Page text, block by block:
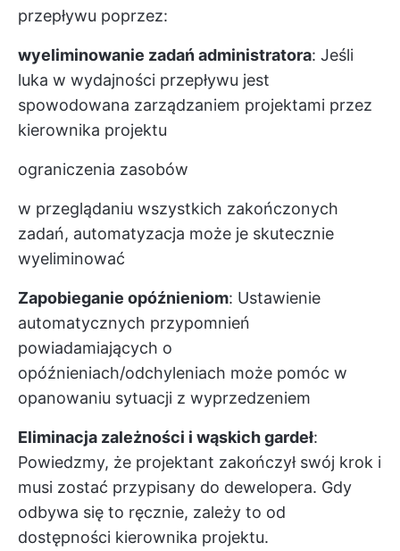
przepływu poprzez:
wyeliminowanie zadań administratora: Jeśli
luka w wydajności przepływu jest
spowodowana zarządzaniem projektami przez
kierownika projektu
ograniczenia zasobów
w przeglądaniu wszystkich zakończonych
zadań, automatyzacja może je skutecznie
wyeliminować
Zapobieganie opóźnieniom: Ustawienie
automatycznych przypomnień
powiadamiających o
opóźnieniach/odchyleniach może pomóc w
opanowaniu sytuacji z wyprzedzeniem
Eliminacja zależności i wąskich gardeł:
Powiedzmy, że projektant zakończył swój krok i
musi zostać przypisany do dewelopera. Gdy
odbywa się to ręcznie, zależy to od
dostępności kierownika projektu.